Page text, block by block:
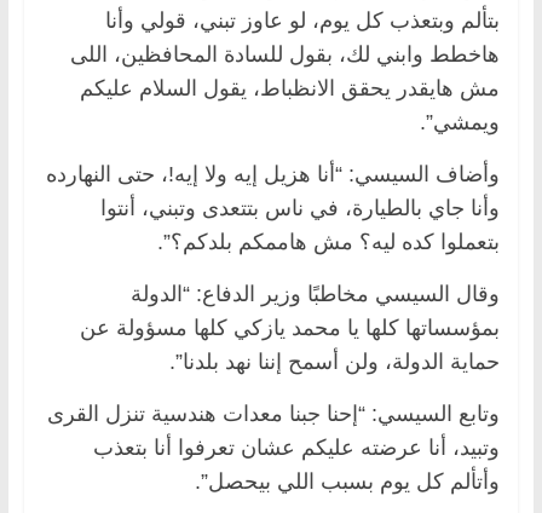
بتألم وبتعذب كل يوم، لو عاوز تبني، قولي وأنا
هاخطط وابني لك، بقول للسادة المحافظين، اللى
مش هايقدر يحقق الانظباط، يقول السلام عليكم
ويمشي”.
وأضاف السيسي: “أنا هزيل إيه ولا إيه!، حتى النهارده
وأنا جاي بالطيارة، في ناس بتتعدى وتبني، أنتوا
بتعملوا كده ليه؟ مش هاممكم بلدكم؟”.
وقال السيسي مخاطبًا وزير الدفاع: “الدولة
بمؤسساتها كلها يا محمد يازكي كلها مسؤولة عن
حماية الدولة، ولن أسمح إننا نهد بلدنا”.
وتابع السيسي: “إحنا جبنا معدات هندسية تنزل القرى
وتبيد، أنا عرضته عليكم عشان تعرفوا أنا بتعذب
وأتألم كل يوم بسبب اللي بيحصل”.